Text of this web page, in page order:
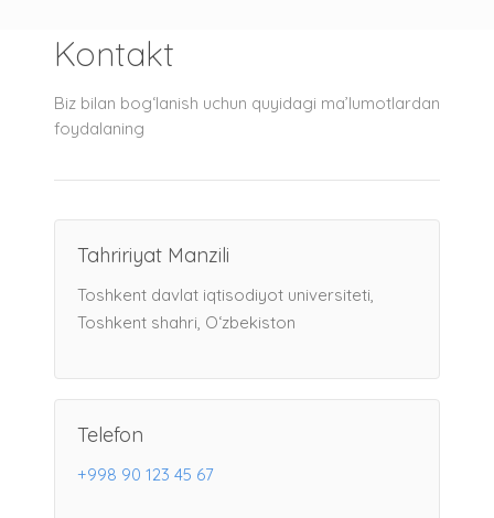
Kontakt
Biz bilan bog‘lanish uchun quyidagi ma’lumotlardan
foydalaning
Tahririyat Manzili
Toshkent davlat iqtisodiyot universiteti,
Toshkent shahri, O‘zbekiston
Telefon
+998 90 123 45 67